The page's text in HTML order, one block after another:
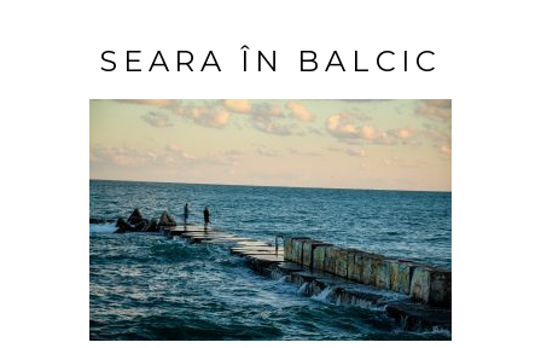
SEARA ÎN BALCIC